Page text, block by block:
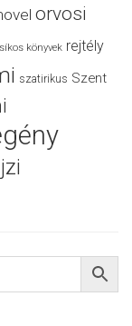
orvosi
könyvek rejtély
szatirikus Szent